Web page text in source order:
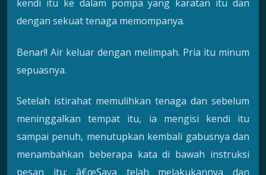
kendi itu ke dalam pompa yang karatan itu dan
dengan sekuat tenaga memompanya.
Benar!! Air keluar dengan melimpah. Pria itu minum
sepuasnya.
Setelah istirahat memulihkan tenaga dan sebelum
meninggalkan tempat itu, ia mengisi kendi itu
sampai penuh, menutupkan kembali gabusnya dan
menambahkan beberapa kata di bawah instruksi
pesan itu: â€œSaya telah melakukannya dan